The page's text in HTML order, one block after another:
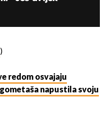
)
redom osvajaju
napustila svoju